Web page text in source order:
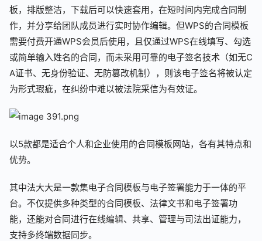
板，排版整洁，下载后可以快速套用，在短时间内完成合同制
作，并分享给团队成员进行实时协作编辑。但WPS的合同模板
需要付费开通WPS会员后使用，且仅通过WPS在线填写、勾选
或简单输入姓名的合同，而未采用可靠的电子签名技术（如无C
A证书、无身份验证、无防篡改机制），则该电子签名将被认定
为形式瑕疵，在纠纷中难以被法院采信为有效证。
以5款都是适合个人和企业使用的合同模板网站，各有其特点和
优势。
其中法大大是一款集电子合同模板与电子签署能力于一体的平
台。不仅提供多种类型的合同模板、法律文书和电子签署功
能，还能对合同进行在线编辑、共享、管理与司法出证能力，
支持多终端数据同步。